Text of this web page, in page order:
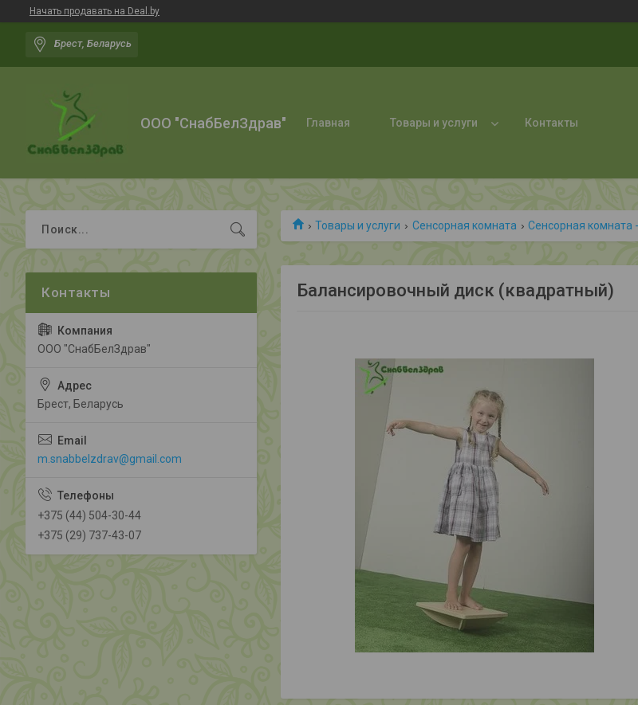
Начать продавать на Deal.by
Брест, Беларусь
ООО "СнабБелЗдрав" Главная Товары и услуги Контакты
Товары и услуги Сенсорная комната Сенсорная комната
Балансировочный диск (квадратный)
ООО "СнабБелЗдрав"
Брест, Беларусь
m.snabbelzdrav@gmail.com
+375 (44) 504-30-44
+375 (29) 737-43-07